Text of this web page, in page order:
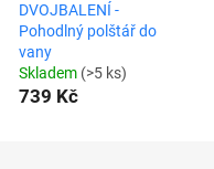
DVOJBALENÍ -
Pohodlný polštář do
vany
Skladem (>5 ks)
739 Kč